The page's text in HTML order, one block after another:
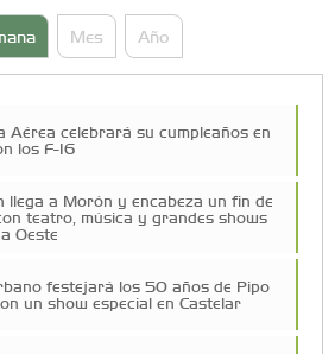
Mes Año
Aérea celebrará su cumpleaños en
los F-16
llega a Morón y encabeza un fin de
teatro, música y grandes shows
Oeste
festejará los 50 años de Pipo
un show especial en Castelar